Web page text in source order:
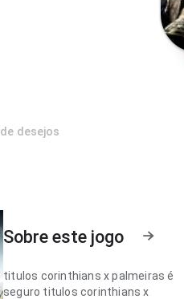
desejos
Sobre este jogo
titulos corinthians x palmeiras é
seguro titulos corinthians x